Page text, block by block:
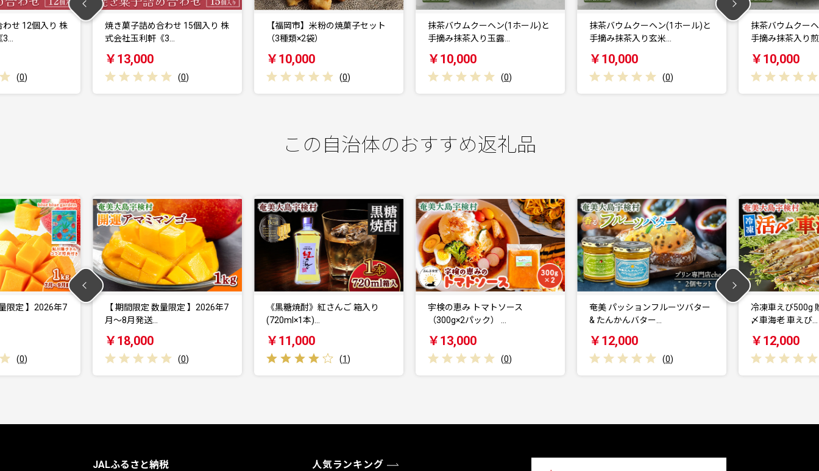
わせ 15個入り 株
3…
(
【福岡市】米粉の焼菓子セット
（3種類×2袋）
￥10,000
(
抹茶バウムクーヘン(1ホール)と
手摘み抹茶入り玉露…
￥10,000
(
抹茶バウムクーヘン(1ホール)と
手摘み抹茶入り玄米…
￥10,000
(
抹茶バウムクーヘン(1ホール)と
手摘み抹茶入り煎茶…
￥10,000
(
京都府与謝野
マツを練り込
￥13,000
この自治体のおすすめ返礼品
数量限定 】2026年7
《黒糖焼酎》紅さんご 箱入り
(720ml×1本)…
￥11,000
宇検の恵み トマトソース
（300g×2パック） …
￥13,000
奄美 パッションフルーツバター
& たんかんバター…
￥12,000
冷凍車えび500g 贈答箱入り 活
〆車海老 車えび…
￥12,000
【奄美パー
白蝶真珠（
￥
JALふるさと納税
人気ランキング